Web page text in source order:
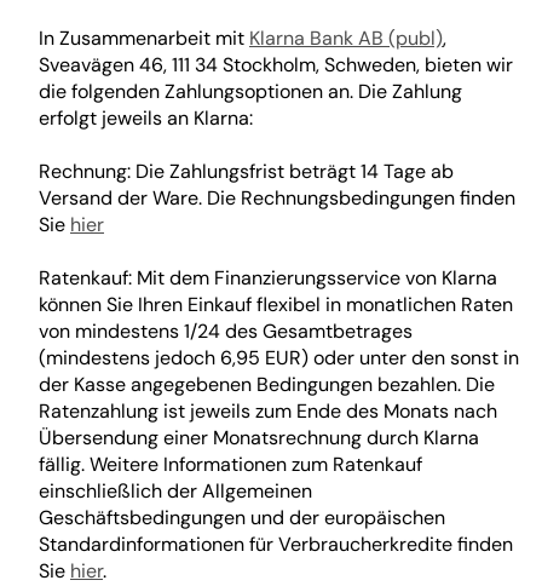
In Zusammenarbeit mit Klarna Bank AB (publ),
Sveavägen 46, 111 34 Stockholm, Schweden, bieten wir
die folgenden Zahlungsoptionen an. Die Zahlung
erfolgt jeweils an Klarna:
Rechnung: Die Zahlungsfrist beträgt 14 Tage ab
Versand der Ware. Die Rechnungsbedingungen finden
Sie hier
Ratenkauf: Mit dem Finanzierungsservice von Klarna
können Sie Ihren Einkauf flexibel in monatlichen Raten
von mindestens 1/24 des Gesamtbetrages
(mindestens jedoch 6,95 EUR) oder unter den sonst in
der Kasse angegebenen Bedingungen bezahlen. Die
Ratenzahlung ist jeweils zum Ende des Monats nach
Übersendung einer Monatsrechnung durch Klarna
fällig. Weitere Informationen zum Ratenkauf
einschließlich der Allgemeinen
Geschäftsbedingungen und der europäischen
Standardinformationen für Verbraucherkredite finden
Sie hier.